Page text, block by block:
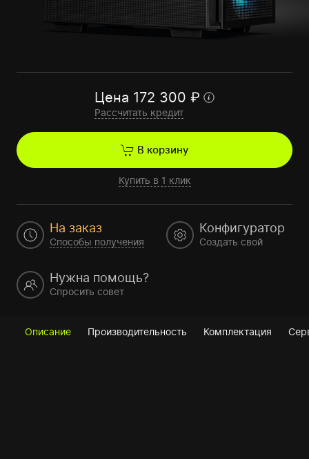
Цена 172 300 ₽
Рассчитать кредит
В корзину
Купить в 1 клик
На заказ
Способы получения
Конфигуратор
Создать свой
Нужна помощь?
Спросить совет
Описание Производительность Комплектация